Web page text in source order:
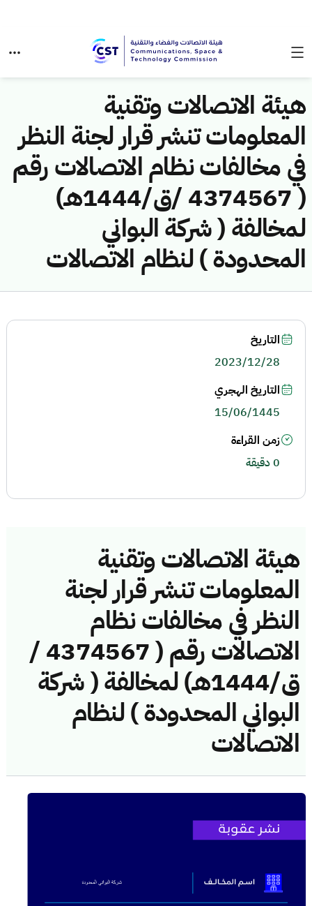
هيئة الاتصالات وتقنية
المعلومات تنشر قرار لجنة النظر
في مخالفات نظام الاتصالات رقم
( 4374567 /ق/1444هـ)
لمخالفة ( شركة البواني
المحدودة ) لنظام الاتصالات
هيئة الاتصالات وتقنية
المعلومات تنشر قرار لجنة
النظر في مخالفات نظام
الاتصالات رقم ( 4374567 /
ق/1444هـ) لمخالفة ( شركة
البواني المحدودة ) لنظام
الاتصالات
التاريخ
2023/12/28
التاريخ الهجري
15/06/1445
زمن القراءة
0 دقيقة